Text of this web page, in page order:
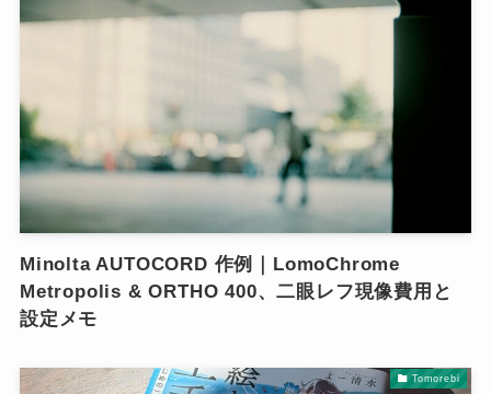
Minolta AUTOCORD 作例｜LomoChrome
Metropolis & ORTHO 400、二眼レフ現像費用と
設定メモ
Tomorebi